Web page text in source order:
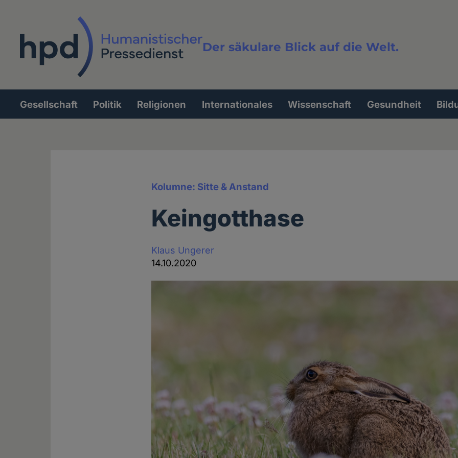
Der säkulare Blick auf die Welt.
Volltextsuche
Hauptnavigation
Gesellschaft Politik Religionen Internationales Wissenschaft Gesundheit
Kolumne: Sitte & Anstand
Keingotthase
Klaus Ungerer
14.10.2020